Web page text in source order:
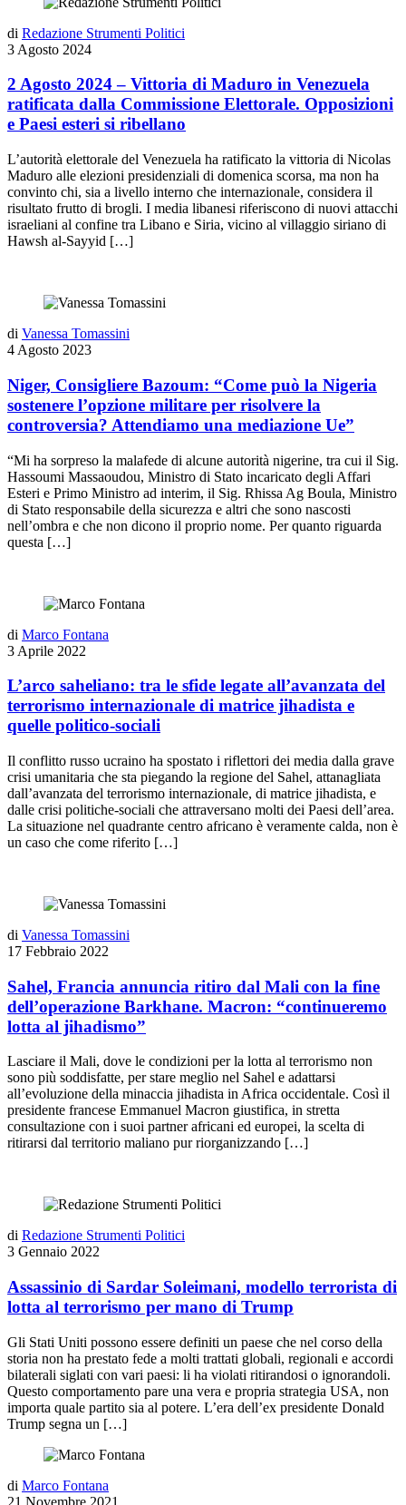
di Redazione Strumenti Politici
3 Agosto 2024
2 Agosto 2024 – Vittoria di Maduro in Venezuela
ratificata dalla Commissione Elettorale. Opposizioni
e Paesi esteri si ribellano
L’autorità elettorale del Venezuela ha ratificato la vittoria di Nicolas
Maduro alle elezioni presidenziali di domenica scorsa, ma non ha
convinto chi, sia a livello interno che internazionale, considera il
risultato frutto di brogli. I media libanesi riferiscono di nuovi attacchi
israeliani al confine tra Libano e Siria, vicino al villaggio siriano di
Hawsh al-Sayyid […]
di Vanessa Tomassini
4 Agosto 2023
Niger, Consigliere Bazoum: “Come può la Nigeria
sostenere l’opzione militare per risolvere la
controversia? Attendiamo una mediazione Ue”
“Mi ha sorpreso la malafede di alcune autorità nigerine, tra cui il Sig.
Hassoumi Massaoudou, Ministro di Stato incaricato degli Affari
Esteri e Primo Ministro ad interim, il Sig. Rhissa Ag Boula, Ministro
di Stato responsabile della sicurezza e altri che sono nascosti
nell’ombra e che non dicono il proprio nome. Per quanto riguarda
questa […]
di Marco Fontana
3 Aprile 2022
L’arco saheliano: tra le sfide legate all’avanzata del
terrorismo internazionale di matrice jihadista e
quelle politico-sociali
Il conflitto russo ucraino ha spostato i riflettori dei media dalla grave
crisi umanitaria che sta piegando la regione del Sahel, attanagliata
dall’avanzata del terrorismo internazionale, di matrice jihadista, e
dalle crisi politiche-sociali che attraversano molti dei Paesi dell’area.
La situazione nel quadrante centro africano è veramente calda, non è
un caso che come riferito […]
di Vanessa Tomassini
17 Febbraio 2022
Sahel, Francia annuncia ritiro dal Mali con la fine
dell’operazione Barkhane. Macron: “continueremo
lotta al jihadismo”
Lasciare il Mali, dove le condizioni per la lotta al terrorismo non
sono più soddisfatte, per stare meglio nel Sahel e adattarsi
all’evoluzione della minaccia jihadista in Africa occidentale. Così il
presidente francese Emmanuel Macron giustifica, in stretta
consultazione con i suoi partner africani ed europei, la scelta di
ritirarsi dal territorio maliano pur riorganizzando […]
di Redazione Strumenti Politici
3 Gennaio 2022
Assassinio di Sardar Soleimani, modello terrorista di
lotta al terrorismo per mano di Trump
Gli Stati Uniti possono essere definiti un paese che nel corso della
storia non ha prestato fede a molti trattati globali, regionali e accordi
bilaterali siglati con vari paesi: li ha violati ritirandosi o ignorandoli.
Questo comportamento pare una vera e propria strategia USA, non
importa quale partito sia al potere. L’era dell’ex presidente Donald
Trump segna un […]
di Marco Fontana
21 Novembre 2021